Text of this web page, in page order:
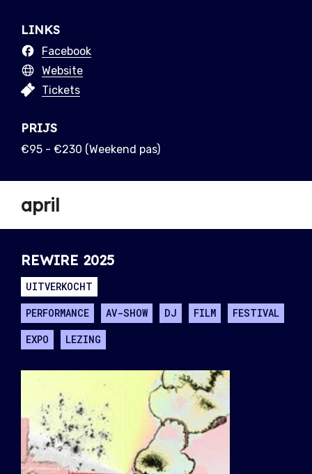
LINKS
Facebook
Website
Tickets
PRIJS
€95 - €230 (Weekend pas)
april
REWIRE 2025
UITVERKOCHT
PERFORMANCE
AV-SHOW DJ FILM
FESTIVAL
EXPO
LEZING